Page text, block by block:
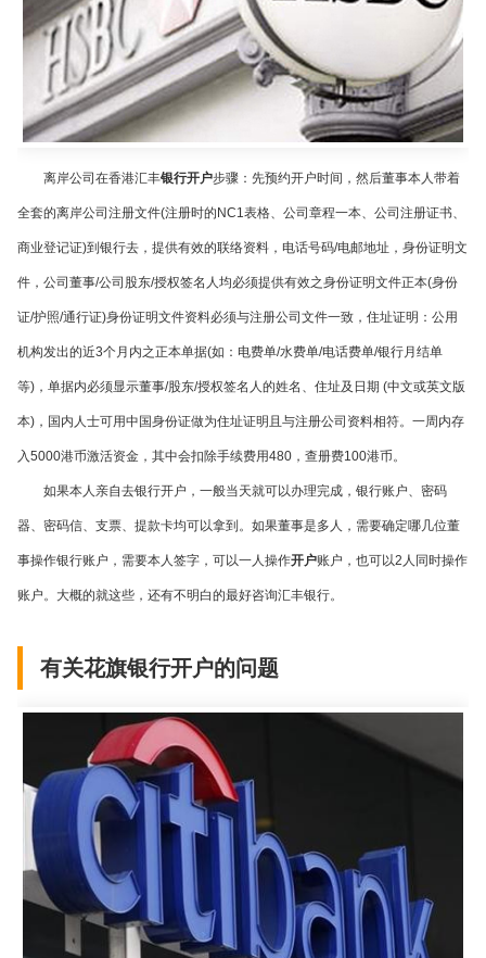
离岸公司在香港汇丰银行开户步骤： 先预约开户时间，然后董事本人带着
全套的离岸公司注册文件(注册时的 NC1表格、公司章程一本、公司注册证书、
商业登记证)到银行去，提供有效的联络资料，电话号码/电邮地址，身份证明文
件，公司董事/公司股东/授权签名人均必须提供有效之身份证明文件正本(身份
证/护照/通行证)身份证明文件资料必须与注册公司文件一致，住址证明：公用
机构发出的近3个月内之正本单据(如：电费单/水费单/电话费单/银行月结单
等) ，单据内必须显示董事/股东/授权签名人的姓名、住址及日期 (中文或英文版
本) ，国内人士可用中国身份证做为住址证明且与注册公司资料相符。一周内存
入5000港币激活资金，其中会扣除手续费用480 ，查册费100港币。
如果本人亲自去银行开户，一般当天就可以办理完成，银行账户、密码
器、密码信、支票、提款卡均可以拿到。如果董事是多人，需要确定哪几位董
事操作银行账户，需要本人签字，可以一人操作开户账户，也可以2 人同时操作
账户。大概的就这些，还有不明白的最好咨询汇丰银行。
有关花旗银行开户的问题